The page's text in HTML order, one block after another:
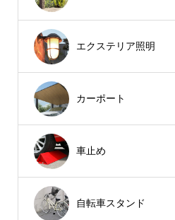
エクステリア照明
カーポート
車止め
自転車スタンド